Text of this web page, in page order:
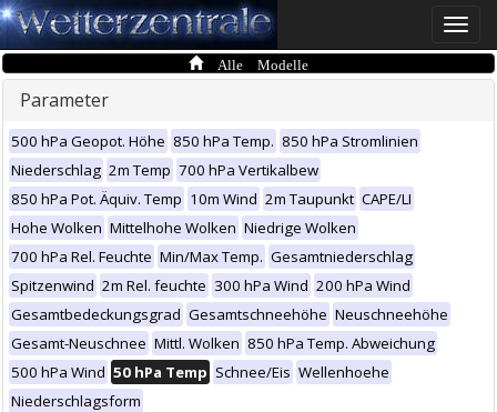
Toggle
Alle Modelle
Parameter
500 hPa Geopot. Höhe 850 hPa Temp. 850 hPa Stromlinien
Niederschlag 2m Temp 700 hPa Vertikalbew
850 hPa Pot. Äquiv. Temp 10m Wind 2m Taupunkt CAPE/LI
Hohe Wolken Mittelhohe Wolken Niedrige Wolken
700 hPa Rel. Feuchte Min/Max Temp. Gesamtniederschlag
Spitzenwind 2m Rel. feuchte 300 hPa Wind 200 hPa Wind
Gesamtbedeckungsgrad Gesamtschneehöhe Neuschneehöhe
Gesamt-Neuschnee Mittl. Wolken 850 hPa Temp. Abweichung
500 hPa Wind 50 hPa Temp Schnee/Eis Wellenhoehe
Niederschlagsform